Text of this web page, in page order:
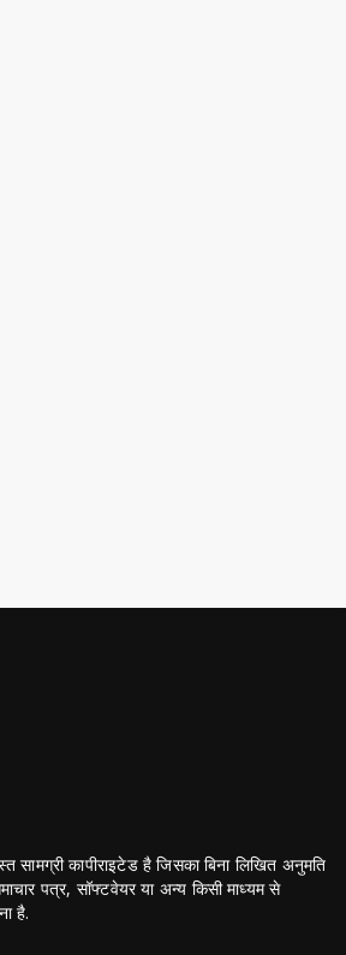
सामग्री कापीराइटेड है जिसका बिना लिखित अनुमति
पत्र, सॉफ्टवेयर या अन्य किसी माध्यम से
है.